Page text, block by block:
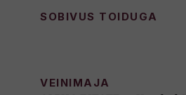
SOBIVUS TOIDUGA
VEINIMAJA